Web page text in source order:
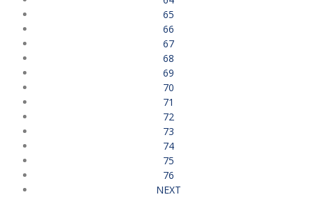
65
66
67
68
69
70
71
72
73
74
75
76
NEXT